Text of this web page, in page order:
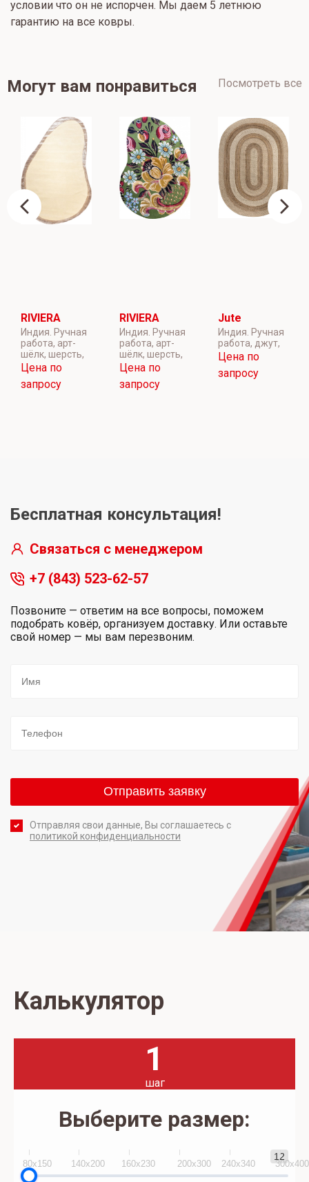
условии что он не испорчен. Мы даем 5 летнюю
гарантию на все ковры.
Могут вам понравиться Посмотреть все
RIVIERA
Индия. Ручная
работа, арт-
шёлк, шерсть,
Цена по
запросу
RIVIERA
Индия. Ручная
работа, арт-
шёлк, шерсть,
Цена по
запросу
Jute
Индия. Ручная
работа, джут,
Цена по
запросу
Бесплатная консультация!
Связаться с менеджером
+7 (843) 523-62-57
Позвоните — ответим на все вопросы, поможем
подобрать ковёр, организуем доставку. Или оставьте
свой номер — мы вам перезвоним.
Отправляя свои данные, Вы соглашаетесь с
политикой конфиденциальности
Калькулятор
1
шаг
Выберите размер:
12
80x150 140х200 160х230 200х300 240х340 300х400